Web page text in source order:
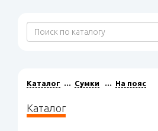
Каталог Сумки На пояс
Каталог